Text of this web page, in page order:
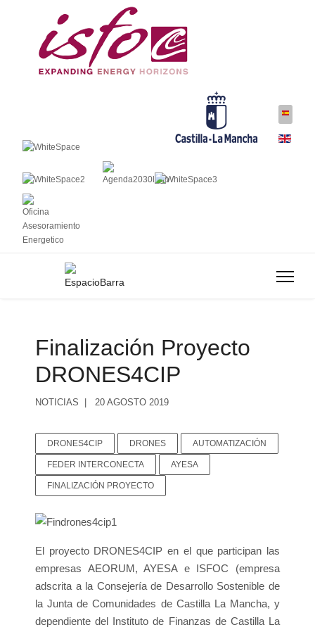
Finalización Proyecto
DRONES4CIP
NOTICIAS 20 AGOSTO 2019
DRONES4CIP DRONES AUTOMATIZACIÓN
FEDER INTERCONECTA AYESA
FINALIZACIÓN PROYECTO
El proyecto DRONES4CIP en el que participan las
empresas AEORUM, AYESA e ISFOC (empresa
adscrita a la Consejería de Desarrollo Sostenible de
la Junta de Comunidades de Castilla La Mancha, y
dependiente del Instituto de Finanzas de Castilla La